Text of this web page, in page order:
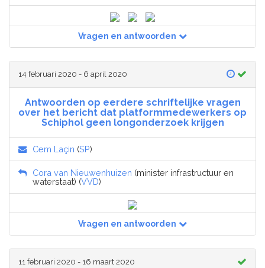
Vragen en antwoorden
14 februari 2020 - 6 april 2020
Antwoorden op eerdere schriftelijke vragen
over het bericht dat platformmedewerkers op
Schiphol geen longonderzoek krijgen
Cem Laçin (SP)
Cora van Nieuwenhuizen (minister infrastructuur en
waterstaat) (VVD)
Vragen en antwoorden
11 februari 2020 - 16 maart 2020